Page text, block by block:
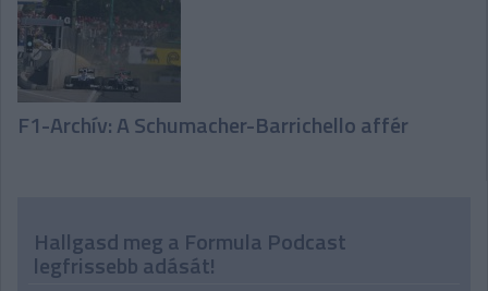
F1-Archív: A Schumacher-Barrichello affér
Hallgasd meg a Formula Podcast
legfrissebb adását!